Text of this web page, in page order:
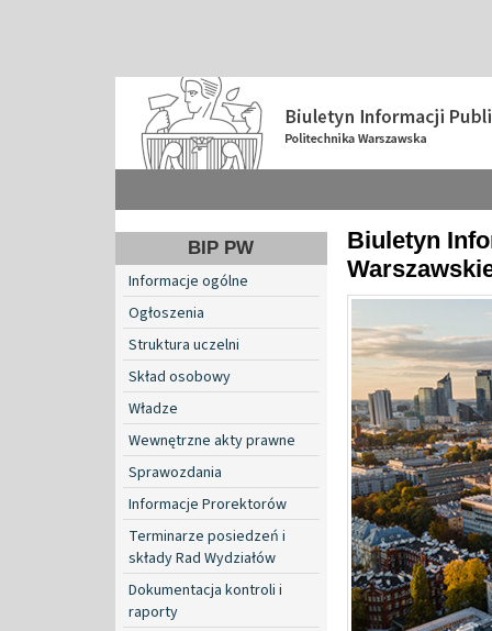
BIP PW
Informacje ogólne
Ogłoszenia
Struktura uczelni
Skład osobowy
Władze
Wewnętrzne akty prawne
Sprawozdania
Informacje Prorektorów
Terminarze posiedzeń i
składy Rad Wydziałów
Dokumentacja kontroli i
raporty
Biuletyn